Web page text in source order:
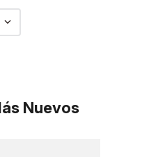
Nuevos